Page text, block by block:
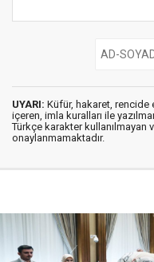
UYARI: Küfür, hakaret, rencide
içeren, imla kuralları ile
Türkçe karakter kullanılmayan
onaylanmamaktadır.